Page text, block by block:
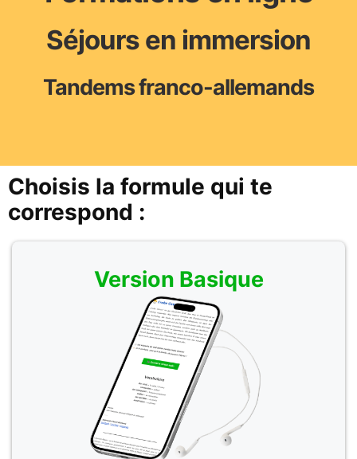
Séjours en immersion
Tandems franco-allemands
Choisis la formule qui te
correspond :
Version Basique